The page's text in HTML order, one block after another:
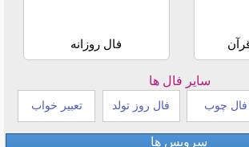
فال روزانه
سایر فال ها
فال چوب فال روز تولد تعبیر خواب
سرویس ها